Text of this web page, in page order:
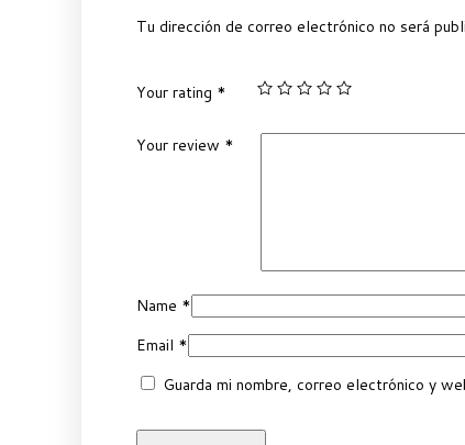
Tu dirección de correo electrónico no será
Your rating *
Your review *
Name *
Email *
Guarda mi nombre, correo electrónico y